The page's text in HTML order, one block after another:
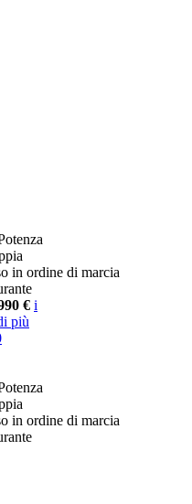
in ordine di marcia
€ i
più
in ordine di marcia